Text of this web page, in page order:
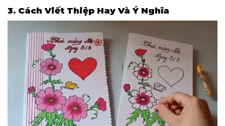
3. Cách Viết Thiệp Hay Và Ý Nghĩa